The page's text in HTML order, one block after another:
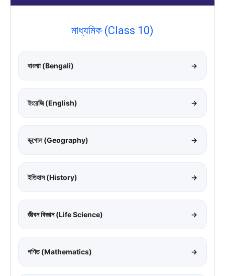
মাধ্যমিক (Class 10)
বাংলাা (Bengali) →
ইংরেজি (English) →
ভূগোল (Geography) →
ইতিহাস (History) →
জীবন বিজ্ঞান (Life Science) →
গণিত (Mathematics) →